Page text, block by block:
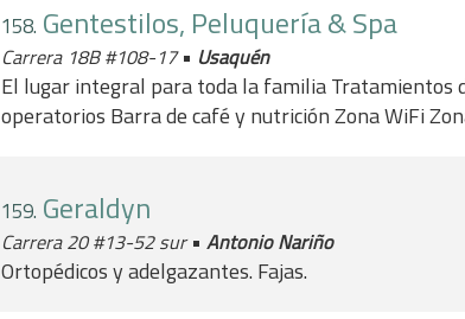
158. Gentestilos, Peluquería & Spa
Carrera 18B #108-17• Usaquén
El lugar integral para toda la familia Tratamientos
operatorios Barra de café y nutrición Zona WiFi
159. Geraldyn
Carrera 20 #13-52 sur• Antonio Nariño
Ortopédicos y adelgazantes. Fajas.